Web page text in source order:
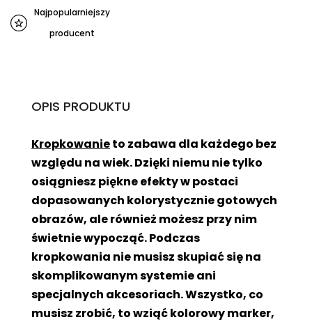
Najpopularniejszy
producent
OPIS PRODUKTU
Kropkowanieto zabawa dla każdego bez
względu na wiek. Dzięki niemu nie tylko
osiągniesz piękne efekty w postaci
dopasowanych kolorystycznie gotowych
obrazów, ale również możesz przy nim
świetnie wypocząć. Podczas
kropkowania nie musisz skupiać się na
skomplikowanym systemie ani
specjalnych akcesoriach. Wszystko, co
musisz zrobić, to wziąć kolorowy marker,